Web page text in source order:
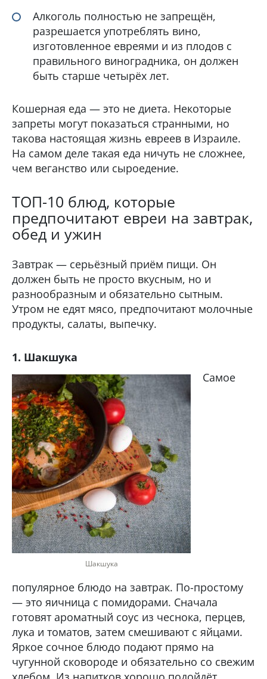
Алкоголь полностью не запрещён,
разрешается употреблять вино,
изготовленное евреями и из плодов с
правильного виноградника, он должен
быть старше четырёх лет.
Кошерная еда — это не диета. Некоторые
запреты могут показаться странными, но
такова настоящая жизнь евреев в Израиле.
На самом деле такая еда ничуть не сложнее,
чем веганство или сыроедение.
ТОП-10 блюд, которые
предпочитают евреи на завтрак,
обед и ужин
Завтрак — серьёзный приём пищи. Он
должен быть не просто вкусным, но и
разнообразным и обязательно сытным.
Утром не едят мясо, предпочитают молочные
продукты, салаты, выпечку.
1. Шакшука
Шакшука
Самое
популярное блюдо на завтрак. По-простому
— это яичница с помидорами. Сначала
готовят ароматный соус из чеснока, перцев,
лука и томатов, затем смешивают с яйцами.
Яркое сочное блюдо подают прямо на
чугунной сковороде и обязательно со свежим